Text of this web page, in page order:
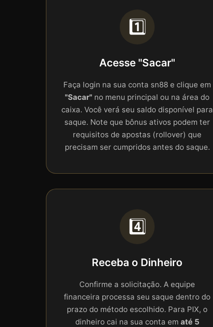
1️⃣
Acesse "Sacar"
Faça login na sua conta sn88 e clique em
"Sacar" no menu principal ou na área do
caixa. Você verá seu saldo disponível para
saque. Note que bônus ativos podem ter
requisitos de apostas (rollover) que
precisam ser cumpridos antes do saque.
4️⃣
Receba o Dinheiro
Confirme a solicitação. A equipe
financeira processa seu saque dentro do
prazo do método escolhido. Para PIX, o
dinheiro cai na sua conta em até 5